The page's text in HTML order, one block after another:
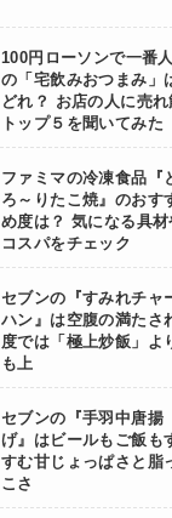
100円ローソンで一番
の「宅飲みおつまみ」
どれ？ お店の人に売れ
トップ５を聞いてみた
ファミマの冷凍食品『
ろ～りたこ焼』のおす
め度は？ 気になる具材
コスパをチェック
セブンの『すみれチャ
ハン』は空腹の満たさ
度では「極上炒飯」よ
も上
セブンの『手羽中唐揚
げ』はビールもご飯も
すむ甘じょっぱさと脂
こさ